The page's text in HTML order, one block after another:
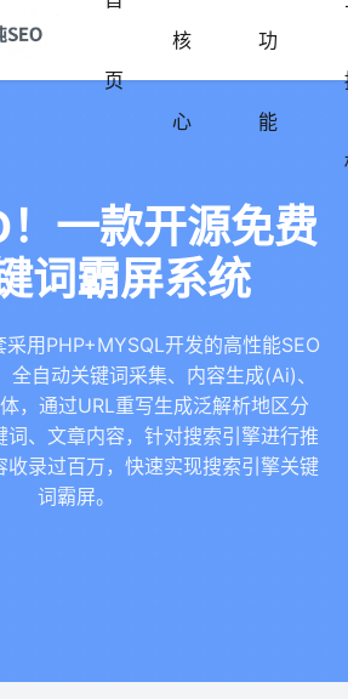
页
核
心
功
能
！一款开源免费
词霸屏系统
采用PHP+MYSQL开发的高性能SEO
全自动关键词采集、内容生成(Ai)、
，通过URL重写生成泛解析地区分
词、文章内容，针对搜索引擎进行推
收录过百万，快速实现搜索引擎关键
词霸屏。